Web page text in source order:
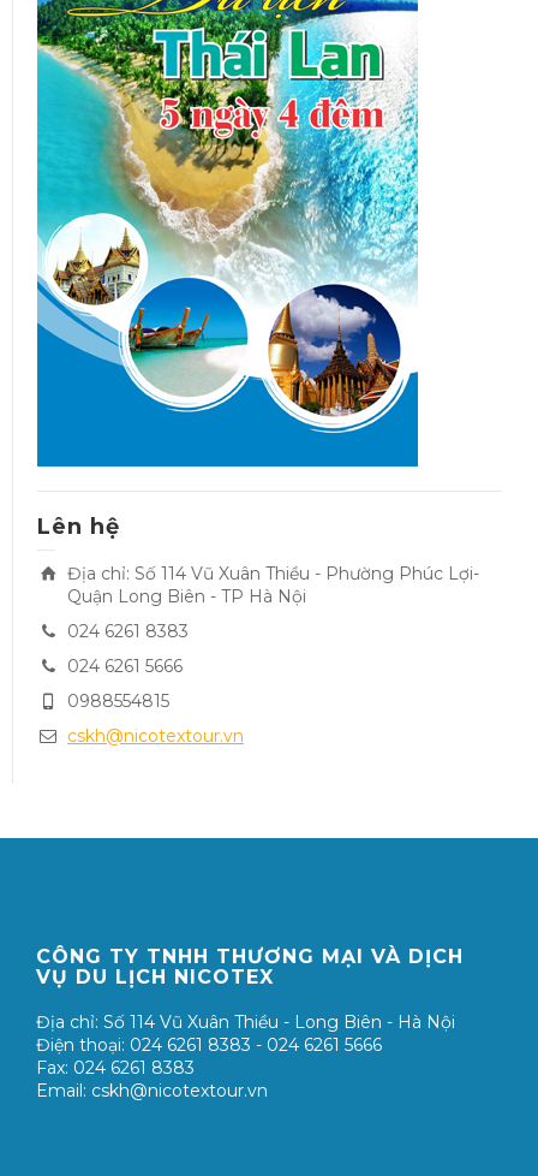
Lên hệ
Địa chỉ: Số 114 Vũ Xuân Thiều - Phường Phúc Lợi-
Quận Long Biên - TP Hà Nội
024 6261 8383
024 6261 5666
0988554815
cskh@nicotextour.vn
CÔNG TY TNHH THƯƠNG MẠI VÀ DỊCH
VỤ DU LỊCH NICOTEX
Địa chỉ: Số 114 Vũ Xuân Thiều - Long Biên - Hà Nội
Điện thoại: 024 6261 8383 - 024 6261 5666
Fax: 024 6261 8383
Email: cskh@nicotextour.vn